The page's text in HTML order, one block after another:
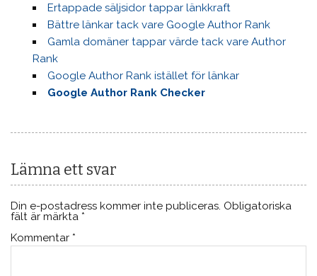
Ertappade säljsidor tappar länkkraft
Bättre länkar tack vare Google Author Rank
Gamla domäner tappar värde tack vare Author
Rank
Google Author Rank istället för länkar
Google Author Rank Checker
Lämna ett svar
Din e-postadress kommer inte publiceras. Obligatoriska
fält är märkta *
Kommentar *